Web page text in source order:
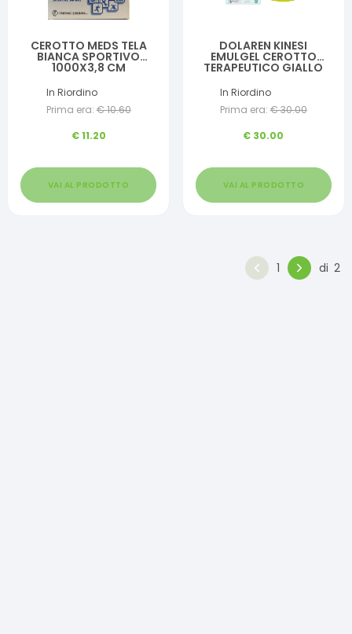
CEROTTO MEDS TELA
BIANCA SPORTIVO
1000X3,8 CM
In Riordino
Prima era: €10.60
€11.20
VAI AL PRODOTTO
DOLAREN KINESI
EMULGEL CEROTTO
TERAPEUTICO GIALLO
In Riordino
Prima era: €30.00
€ 30.00
VAI AL PRODOTTO
1 di 2